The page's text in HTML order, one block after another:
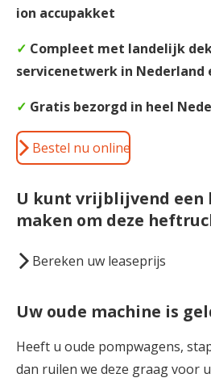
ion accupakket
✓ Compleet met landelijk
servicenetwerk in Nederland
✓ Gratis bezorgd in heel
Bestel nu online
U kunt vrijblijvend een
maken om deze
Bereken uw leaseprijs
Uw oude machine is
Heeft u oude pompwagens,
dan ruilen we deze graag voor